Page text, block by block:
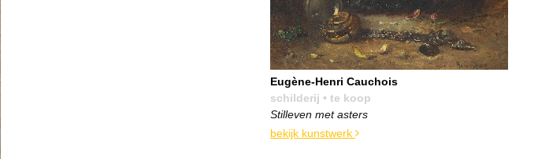
Eugène-Henri Cauchois
schilderij • te koop
Stilleven met asters
bekijk kunstwerk